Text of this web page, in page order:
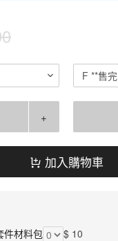
F **售完
+
加入購物車
件材料包
$ 10